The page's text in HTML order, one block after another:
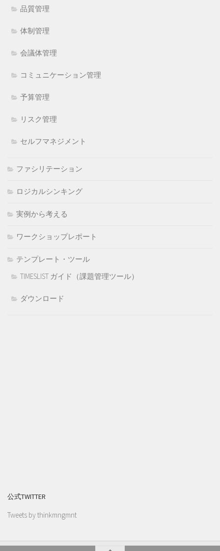
品質管理
体制管理
会議体管理
コミュニケーション管理
予算管理
リスク管理
セルフマネジメント
ファシリテーション
ロジカルシンキング
実例から考える
ワークショップレポート
テンプレート・ツール
TIMESLIST ガイド（課題管理ツール）
ダウンロード
公式TWITTER
Tweets by thinkmngmnt